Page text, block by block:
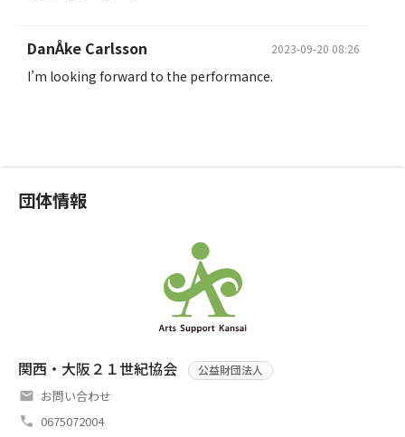
DanÅke Carlsson 2023-09-20 08:26
I’m looking forward to the performance.
団体情報
関西・大阪２１世紀協会 公益財団法人
お問い合わせ
0675072004